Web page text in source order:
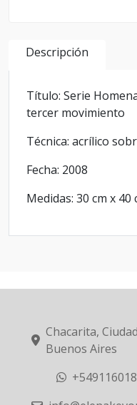
Descripción
Título: Serie
tercer movimiento
Técnica: acrílico
Fecha: 2008
Medidas: 30 cm x 40
Chacarita,
Buenos Aires